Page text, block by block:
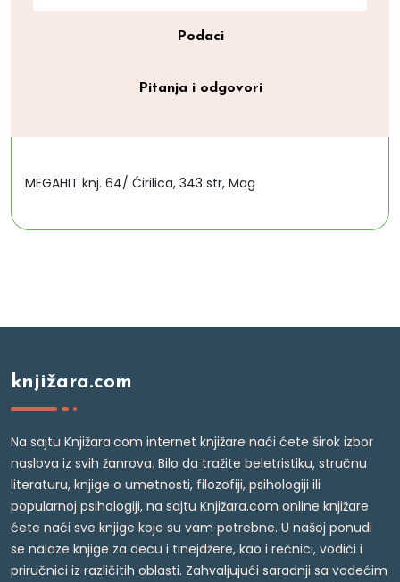
Podaci
Pitanja i odgovori
MEGAHIT knj. 64/ Ćirilica, 343 str, Mag
knjižara.com
Na sajtu Knjižara.com internet knjižare naći ćete širok izbor
naslova iz svih žanrova. Bilo da tražite beletristiku, stručnu
literaturu, knjige o umetnosti, filozofiji, psihologiji ili
popularnoj psihologiji, na sajtu Knjižara.com online knjižare
ćete naći sve knjige koje su vam potrebne. U našoj ponudi
se nalaze knjige za decu i tinejdžere, kao i rečnici, vodiči i
priručnici iz različitih oblasti. Zahvaljujući saradnji sa vodećim